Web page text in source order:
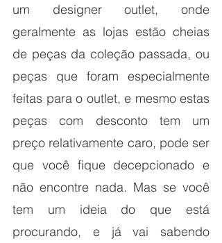
um designer outlet, onde
geralmente as lojas estão cheias
de peças da coleção passada, ou
peças que foram especialmente
feitas para o outlet, e mesmo estas
peças com desconto tem um
preço relativamente caro, pode ser
que você fique decepcionado e
não encontre nada. Mas se você
tem um ideia do que está
procurando, e já vai sabendo